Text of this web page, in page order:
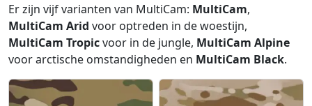
Er zijn vijf varianten van MultiCam: MultiCam,
MultiCam Arid voor optreden in de woestijn,
MultiCam Tropicvoor in de jungle, MultiCam Alpine
voor arctische omstandigheden en MultiCam Black.